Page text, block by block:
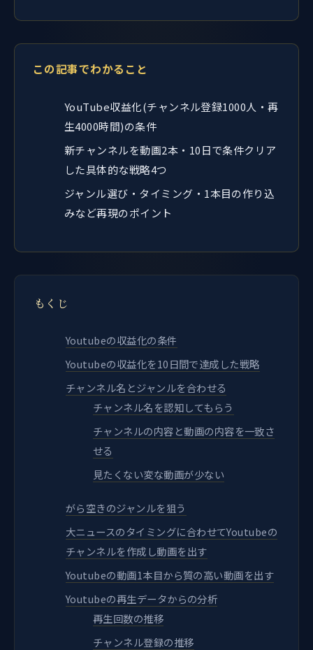
この記事でわかること
YouTube収益化(チャンネル登録1000人・再
生4000時間)の条件
新チャンネルを動画2本・10日で条件クリア
した具体的な戦略4つ
ジャンル選び・タイミング・1本目の作り込
みなど再現のポイント
もくじ
Youtubeの収益化の条件
Youtubeの収益化を10日間で達成した戦略
チャンネル名とジャンルを合わせる
チャンネル名を認知してもらう
チャンネルの内容と動画の内容を一致さ
せる
見たくない変な動画が少ない
がら空きのジャンルを狙う
大ニュースのタイミングに合わせてYoutubeの
チャンネルを作成し動画を出す
Youtubeの動画1本目から質の高い動画を出す
Youtubeの再生データからの分析
再生回数の推移
チャンネル登録の推移